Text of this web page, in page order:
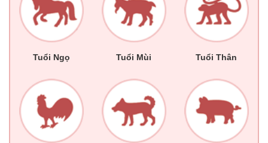
Tuổi Ngọ Tuổi Mùi Tuổi Thân